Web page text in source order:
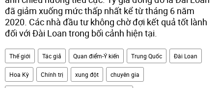
đã giảm xuống mức thấp nhất kể từ tháng 6 năm
2020. Các nhà đầu tư không chờ đợi kết quả tốt lành
đối với Đài Loan trong bối cảnh hiện tại.
Thế giới Tác giả Quan điểm-Ý kiến Trung Quốc Đài Loan
Hoa Kỳ Chính trị xung đột chuyên gia